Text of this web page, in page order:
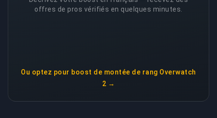
offres de pros vérifiés en quelques minutes.
Ou optez pour boost de montée de rang Overwatch
2 →